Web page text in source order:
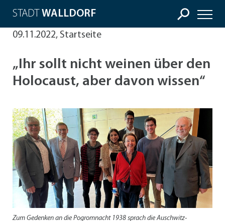
STADT WALLDORF
09.11.2022, Startseite
„Ihr sollt nicht weinen über den
Holocaust, aber davon wissen“
Zum Gedenken an die Pogromnacht 1938 sprach die Auschwitz-